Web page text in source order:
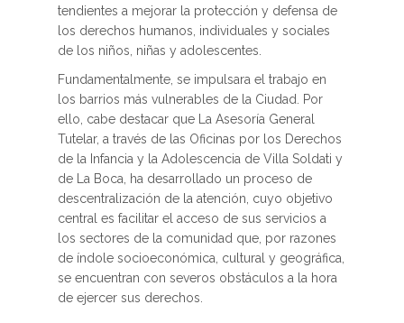
tendientes a mejorar la protección y defensa de
los derechos humanos, individuales y sociales
de los niños, niñas y adolescentes.
Fundamentalmente, se impulsara el trabajo en
los barrios más vulnerables de la Ciudad. Por
ello, cabe destacar que La Asesoría General
Tutelar, a través de las Oficinas por los Derechos
de la Infancia y la Adolescencia de Villa Soldati y
de La Boca, ha desarrollado un proceso de
descentralización de la atención, cuyo objetivo
central es facilitar el acceso de sus servicios a
los sectores de la comunidad que, por razones
de índole socioeconómica, cultural y geográfica,
se encuentran con severos obstáculos a la hora
de ejercer sus derechos.